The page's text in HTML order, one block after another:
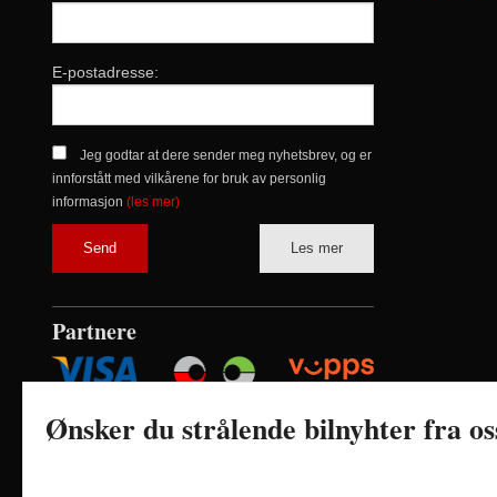
E-postadresse:
Jeg godtar at dere sender meg nyhetsbrev, og er
innforstått med vilkårene for bruk av personlig
informasjon (les mer)
Les mer
Partnere
Ønsker du strålende bilnyhter fra